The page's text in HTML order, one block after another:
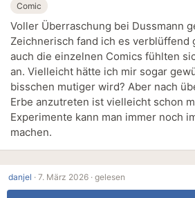
Comic
Voller Überraschung bei Dussmann
Zeichnerisch fand ich es verblüffend
auch die einzelnen Comics fühlten
an. Vielleicht hätte ich mir sogar
bisschen mutiger wird? Aber nach
Erbe anzutreten ist vielleicht schon
Experimente kann man immer noch
machen.
danjel · 7. März 2026 · gelesen